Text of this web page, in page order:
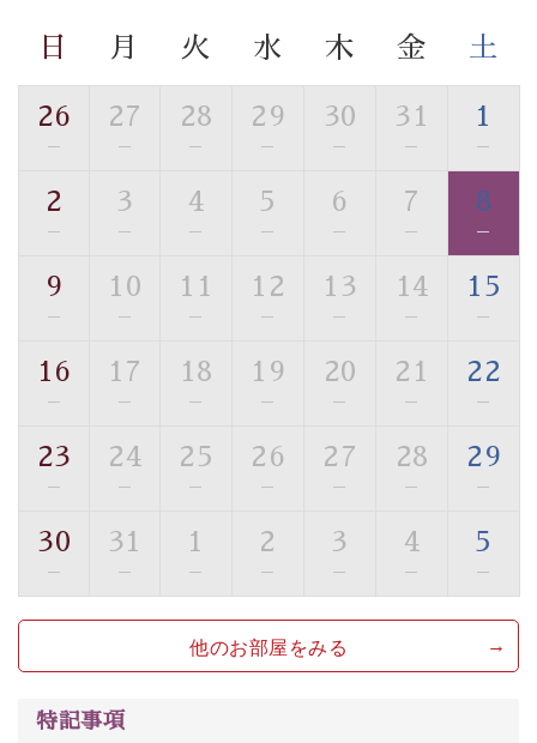
【温泉】
の効果が高い、極めて希有な源泉です。身も心も癒され
■お座敷風呂（大浴場）
温泉の成分に合わせ、防菌防カビの特殊素材の畳を使
用。 足元が柔らかく、そして滑りにくい畳のお風呂で
す。
※男性大浴場までのご移動には階段がございます。 予め
■貸切温泉風呂 （40分2000円）
む貸切温泉風呂です。ゆったりといやされるプライベー
トな空間をお愉しみください。
【旅】
豊富な知識を持ったドライバー兼ガイドが諏訪大社をご
事前ご予約制ですので、ご利用ご希望の方
は【3日前まで】にお電話ください。
※交通規制などにより運行できない日がございます
日 月 火 水 木 金 土
26
—
27
—
28
—
29
—
30
—
31
—
1
—
2
—
3
—
4
—
5
—
6
—
7
—
8
—
9
—
10
—
11
—
12
—
13
—
14
—
15
—
16
—
17
—
18
—
19
—
20
—
21
—
22
—
23
—
24
—
25
—
26
—
27
—
28
—
29
—
30
—
31
—
1
—
2
—
3
—
4
—
5
—
他のお部屋をみる
特記事項